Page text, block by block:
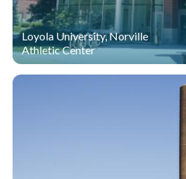
Loyola University, Norville
Athletic Center